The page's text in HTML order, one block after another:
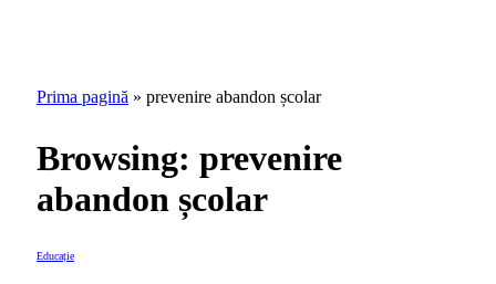
Prima pagină » prevenire abandon școlar
Browsing: prevenire
abandon școlar
Educație